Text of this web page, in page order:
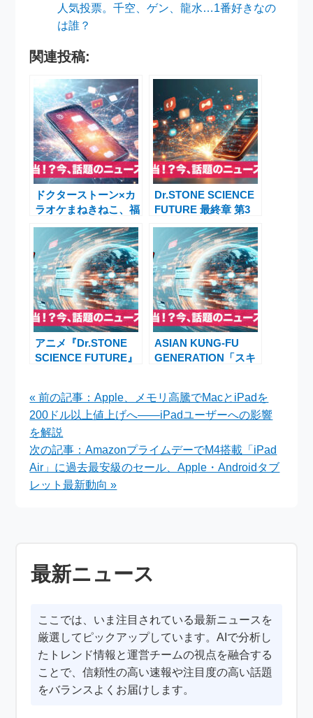
人気投票。千空、ゲン、龍水…1番好きなの
は誰？
関連投稿:
ドクターストーン×カ
ラオケまねきねこ、福
岡桜並木店オープン！
秋の最新情報
Dr.STONE SCIENCE
FUTURE 最終章 第3
クール 2026年放送決
定！月面着陸計画とシ
リーズ完結への道
アニメ『Dr.STONE
SCIENCE FUTURE』
を目指す新章始動──
ティザーPVが初公
開！
ASIAN KUNG-FU
GENERATION「スキ
『Dr.STONE
SCIENCE FUTURE』
« 前の記事：Apple、メモリ高騰でMacとiPadを
200ドル以上値上げへ――iPadユーザーへの影響
を解説
次の記事：AmazonプライムデーでM4搭載「iPad
Air」に過去最安級のセール、Apple・Androidタブ
レット最新動向 »
最新ニュース
ここでは、いま注目されている最新ニュースを
厳選してピックアップしています。AIで分析し
たトレンド情報と運営チームの視点を融合する
ことで、信頼性の高い速報や注目度の高い話題
をバランスよくお届けします。